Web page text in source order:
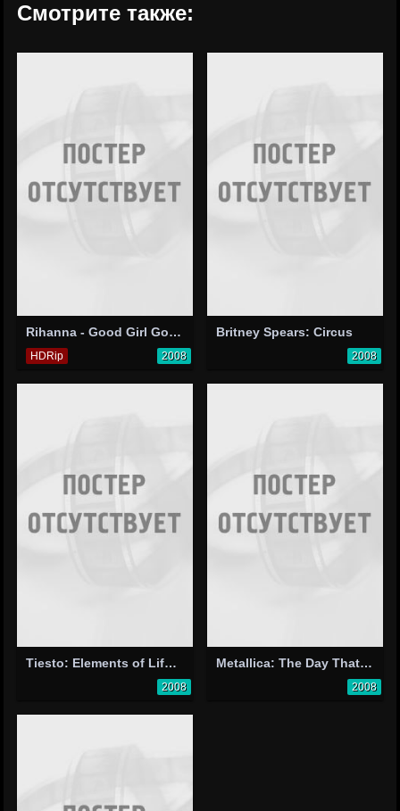
Смотрите также:
Rihanna - Good Girl Gone Bad: Live
HDRip 2008
Britney Spears: Circus
2008
Tiesto: Elements of Life World Tour
2008
Metallica: The Day That Never Comes
2008